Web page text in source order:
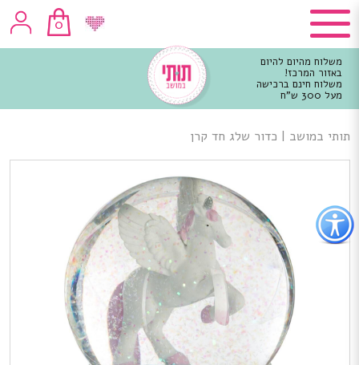
כפתור
לפתיחת
תפריט
נגישות
0
משלוח מהיום להיום
באזור המרכז!
משלוח חינם ברכישה
מעל 300 ש"ח
מרכזי
תותי במושב | כדור שלג חד קרן